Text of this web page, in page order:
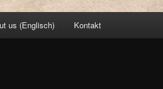
us (Englisch) Kontakt